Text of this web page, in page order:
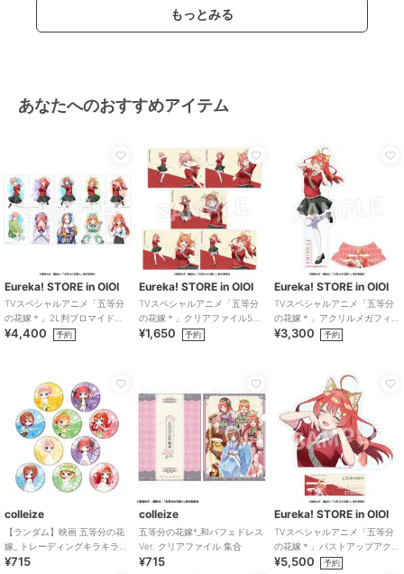
もっとみる
あなたへのおすすめアイテム
Eureka! STORE in OIOI
TVスペシャルアニメ「五等分
の花嫁＊」2L判ブロマイドセ
ット
¥4,400 予約
Eureka! STORE in OIOI
TVスペシャルアニメ「五等分
の花嫁＊」クリアファイル5種
セット
¥1,650 予約
Eureka! STORE in OIOI
TVスペシャルアニメ「五等分
の花嫁＊」アクリルメガフィ
ギュア 五月
¥3,300 予約
colleize
【ランダム】映画 五等分の花
嫁_ トレーディングキラキラ缶
バッジ 1pcs
¥715
colleize
五等分の花嫁*_和パフェドレス
Ver. クリアファイル 集合
¥715
Eureka! STORE in OIOI
TVスペシャルアニメ「五等分
の花嫁＊」バストアップアク
リルメガスタンド 五月
¥5,500 予約